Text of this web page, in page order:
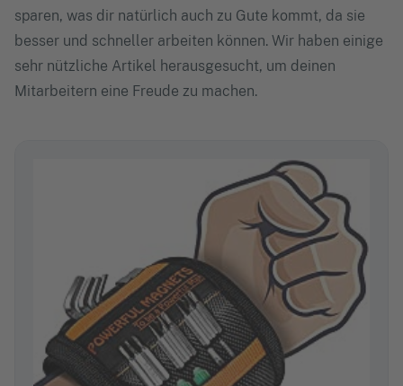
sparen, was dir natürlich auch zu Gute kommt, da sie
besser und schneller arbeiten können. Wir haben einige
sehr nützliche Artikel herausgesucht, um deinen
Mitarbeitern eine Freude zu machen.